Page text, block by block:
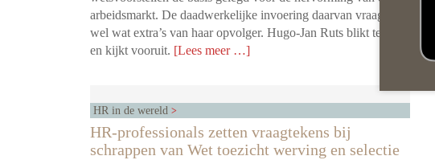
arbeidsmarkt. De daadwerkelijke invoering daarvan vraagt nog
wel wat extra’s van haar opvolger. Hugo-Jan Ruts blikt terug
en kijkt vooruit. [Lees meer …]
HR in de wereld
HR-professionals zetten vraagtekens bij
schrappen van Wet toezicht werving en selectie